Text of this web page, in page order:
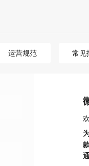
运营规范 常见